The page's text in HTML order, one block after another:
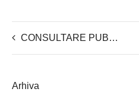
CONSULTARE PUBLICĂ: GHIDUL SOLICITANTULUI MĂSURA 5 POR CREȘTEREA GRADULUI DE SIGURANȚĂ A CETĂȚENILOR DIN TERITORIUL SDL – AMPLASAREA DE CAMERE DE SUPRAVEGHERE WIRELESS PE TERITORIUL SDL
Arhiva